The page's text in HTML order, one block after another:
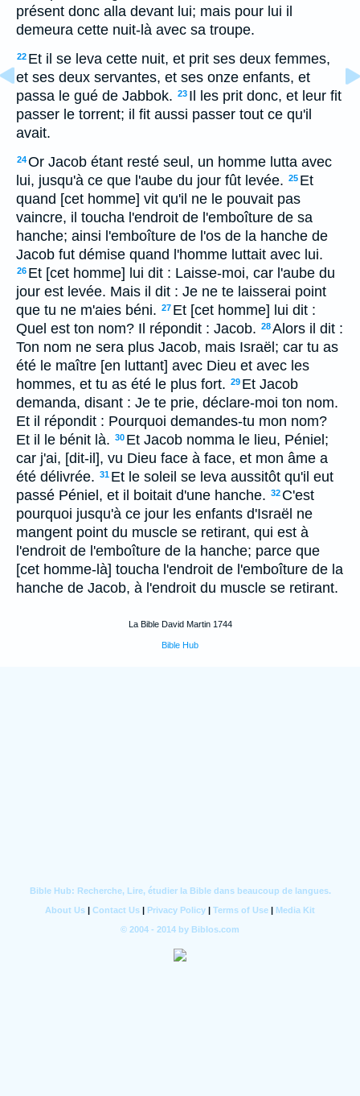
présent donc alla devant lui; mais pour lui il
demeura cette nuit-là avec sa troupe.
22 Et il se leva cette nuit, et prit ses deux femmes,
et ses deux servantes, et ses onze enfants, et
passa le gué de Jabbok. 23 Il les prit donc, et leur fit
passer le torrent; il fit aussi passer tout ce qu'il
avait.
24Or Jacob étant resté seul, un homme lutta avec
lui, jusqu'à ce que l'aube du jour fût levée. 25 Et
quand [cet homme] vit qu'il ne le pouvait pas
vaincre, il toucha l'endroit de l'emboîture de sa
hanche; ainsi l'emboîture de l'os de la hanche de
Jacob fut démise quand l'homme luttait avec lui.
26 Et [cet homme] lui dit : Laisse-moi, car l'aube du
jour est levée. Mais il dit : Je ne te laisserai point
que tu ne m'aies béni. 27 Et [cet homme] lui dit :
Quel est ton nom? Il répondit : Jacob. 28Alors il dit :
Ton nom ne sera plus Jacob, mais Israël; car tu as
été le maître [en luttant] avec Dieu et avec les
hommes, et tu as été le plus fort. 29 Et Jacob
demanda, disant : Je te prie, déclare-moi ton nom.
Et il répondit : Pourquoi demandes-tu mon nom?
Et il le bénit là. 30 Et Jacob nomma le lieu, Péniel;
car j'ai, [dit-il], vu Dieu face à face, et mon âme a
été délivrée. 31 Et le soleil se leva aussitôt qu'il eut
passé Péniel, et il boitait d'une hanche. 32 C'est
pourquoi jusqu'à ce jour les enfants d'Israël ne
mangent point du muscle se retirant, qui est à
l'endroit de l'emboîture de la hanche; parce que
[cet homme-là] toucha l'endroit de l'emboîture de la
hanche de Jacob, à l'endroit du muscle se retirant.
La Bible David Martin 1744
Bible Hub